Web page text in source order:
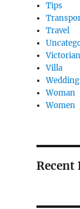
Tips
Travel
Victorian
Villa
Wedding
Woman
Women
Recent